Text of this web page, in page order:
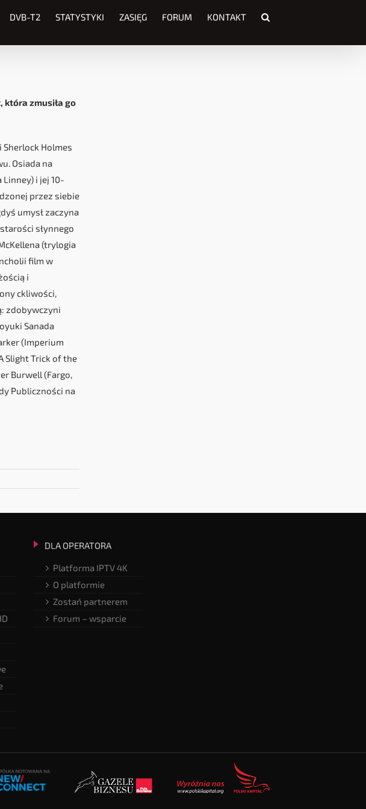
DVB-T2 STATYSTYKI ZASIĘG FORUM KONTAKT
która zmusiła go
Holmes
Osiada na
i jej 10-
przez siebie
umysł zaczyna
słynnego
(trylogia
film w
i
ckliwości,
zdobywczyni
Sanada
(Imperium
Slight Trick of the
Burwell (Fargo,
Publiczności na
DLA OPERATORA
Platforma IPTV 4K
O platformie
Zostań partnerem
Forum – wsparcie